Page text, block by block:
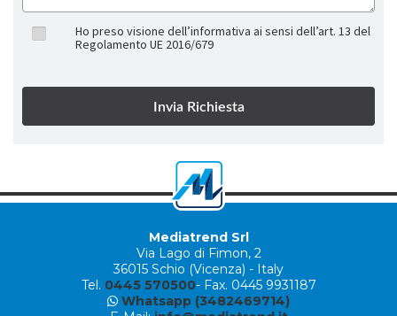
Ho preso visione dell’informativa ai sensi dell’art. 13 del
Regolamento UE 2016/679
Mediatrend Srl
Via Lago di Fimon, 2
36015 Schio (Vicenza) - Italy
Tel. 0445 570500- Fax. 0445 9931187
Whatsapp (3482469714)